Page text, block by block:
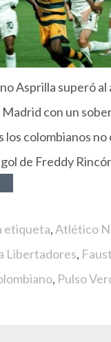
Asprilla superó
con un
los colombianos
de Freddy
etiqueta,Atlético
Libertadores,
, Pulso